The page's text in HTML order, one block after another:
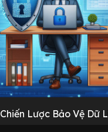
Chiến Lược Bảo Vệ Dữ